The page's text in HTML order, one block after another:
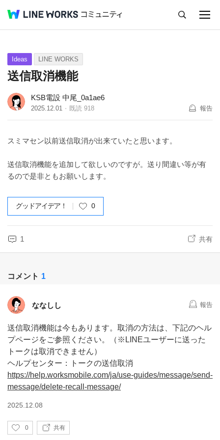
Q&A Tips Ideas
Ideas LINE WORKS
送信取消機能
KSB電設 中尾_0a1ae6
2025.12.01 既読 918 報告
スミマセン以前送信取消が出来ていたと思います。
送信取消機能を追加して欲しいのですが。送り間違い等が有
るので是非ともお願いします。
グッドアイデア！ 0
1 共有
コメント 1
ななしし 報告
送信取消機能は今もあります。取消の方法は、下記のヘル
プページをご参照ください。（※LINEユーザーに送った
トークは取消できません）
ヘルプセンター：トークの送信取消
https://help.worksmobile.com/ja/use-guides/message/send-
message/delete-recall-message/
2025.12.08
い
0 共有